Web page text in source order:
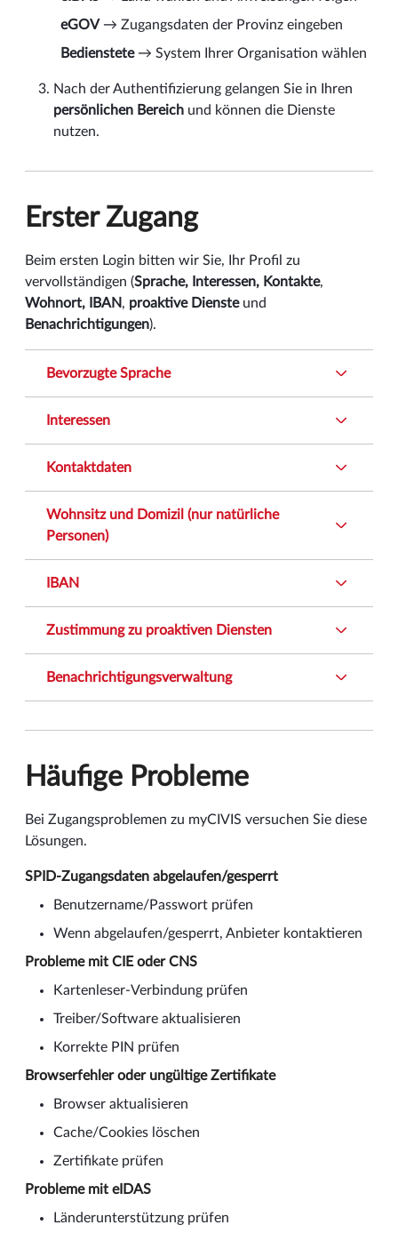
eGOV → Zugangsdaten der Provinz eingeben
Bedienstete→ System Ihrer Organisation wählen
Nach der Authentifizierung gelangen Sie in Ihren
persönlichen Bereich und können die Dienste
nutzen.
Erster Zugang
Beim ersten Login bitten wir Sie, Ihr Profil zu
vervollständigen (Sprache, Interessen, Kontakte,
Wohnort, IBAN, proaktive Diensteund
Benachrichtigungen).
Bevorzugte Sprache
Interessen
Kontaktdaten
Wohnsitz und Domizil (nur natürliche
Personen)
IBAN
Zustimmung zu proaktiven Diensten
Benachrichtigungsverwaltung
Häufige Probleme
Bei Zugangsproblemen zu myCIVIS versuchen Sie diese
Lösungen.
SPID-Zugangsdaten abgelaufen/gesperrt
Benutzername/Passwort prüfen
Wenn abgelaufen/gesperrt, Anbieter kontaktieren
Probleme mit CIE oder CNS
Kartenleser-Verbindung prüfen
Treiber/Software aktualisieren
Korrekte PIN prüfen
Browserfehler oder ungültige Zertifikate
Browser aktualisieren
Cache/Cookies löschen
Zertifikate prüfen
Probleme mit eIDAS
Länderunterstützung prüfen